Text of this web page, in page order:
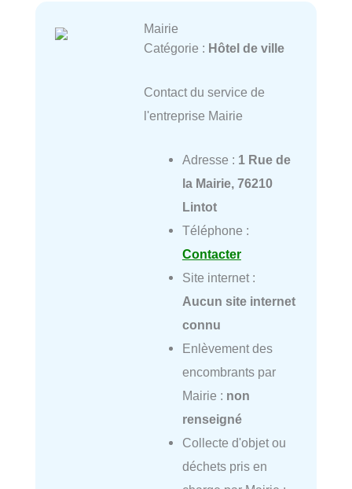
Mairie
Catégorie : Hôtel de ville
Contact du service de
l'entreprise Mairie
Adresse : 1 Rue de
la Mairie, 76210
Lintot
Téléphone :
Contacter
Site internet :
Aucun site internet
connu
Enlèvement des
encombrants par
Mairie : non
renseigné
Collecte d'objet ou
déchets pris en